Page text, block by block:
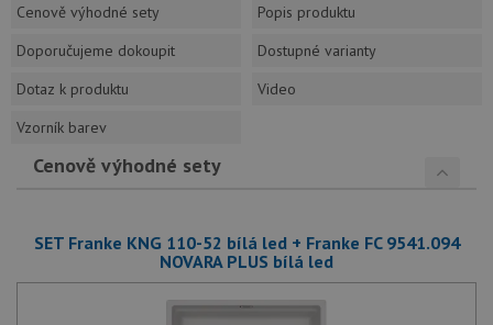
Cenově výhodné sety
Popis produktu
Doporučujeme dokoupit
Dostupné varianty
Dotaz k produktu
Video
Vzorník barev
Cenově výhodné sety
SET Franke KNG 110-52 bílá led + Franke FC 9541.094
NOVARA PLUS bílá led